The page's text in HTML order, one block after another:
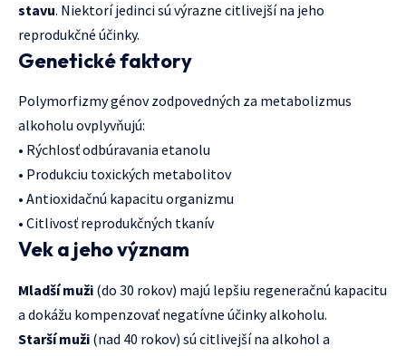
stavu. Niektorí jedinci sú výrazne citlivejší na jeho
reprodukčné účinky.
Genetické faktory
Polymorfizmy génov zodpovedných za metabolizmus
alkoholu ovplyvňujú:
• Rýchlosť odbúravania etanolu
• Produkciu toxických metabolitov
• Antioxidačnú kapacitu organizmu
• Citlivosť reprodukčných tkanív
Vek a jeho význam
Mladší muži (do 30 rokov) majú lepšiu regeneračnú kapacitu
a dokážu kompenzovať negatívne účinky alkoholu.
Starší muži (nad 40 rokov) sú citlivejší na alkohol a